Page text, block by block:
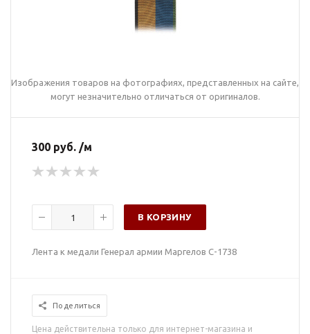
Изображения товаров на фотографиях, представленных на сайте,
могут незначительно отличаться от оригиналов.
300 руб. /м
В КОРЗИНУ
Лента к медали Генерал армии Маргелов С-1738
Поделиться
Цена действительна только для интернет-магазина и